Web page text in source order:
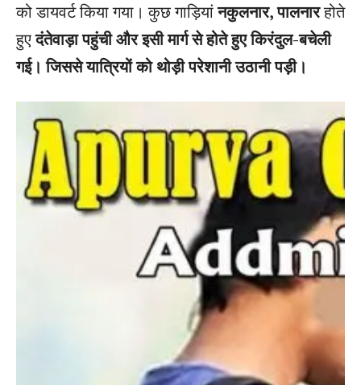
को डायवर्ट किया गया। कुछ गाड़ियांनकुलनार, पालनारहोते
हुएदंतेवाड़ा पहुंची और इसी मार्ग से होते हुए किरंदुल-बचेली
गई। जिससे यात्रियों को थोड़ी परेशानी उठानी पड़ी।